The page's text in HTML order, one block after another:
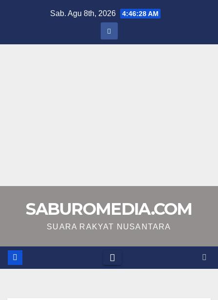
Sab. Agu 8th, 2026 4:46:28 AM
SABUROMEDIA.COM
SUARA RAKYAT NUSANTARA